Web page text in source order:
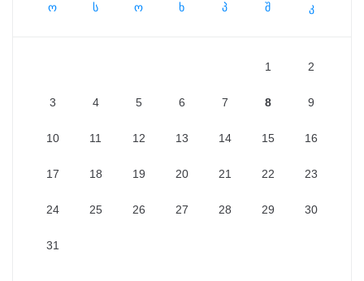
ო ს ო ხ პ შ კ
1 2
3 4 5 6 7 8 9
10 11 12 13 14 15 16
17 18 19 20 21 22 23
24 25 26 27 28 29 30
31